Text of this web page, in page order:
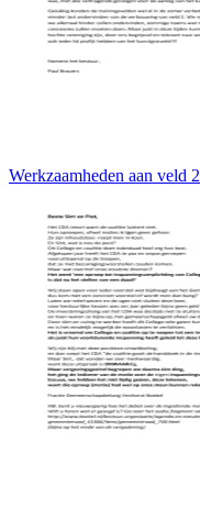
Werkzaamheden aan veld 2